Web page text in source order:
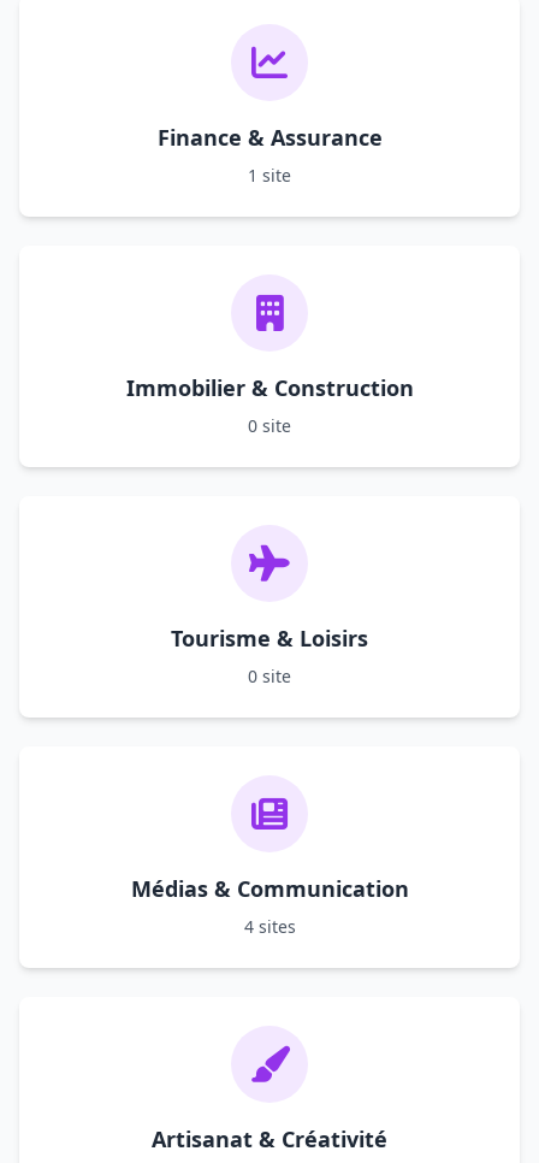
Finance & Assurance
1 site
Immobilier & Construction
0 site
Tourisme & Loisirs
0 site
Médias & Communication
4 sites
Artisanat & Créativité